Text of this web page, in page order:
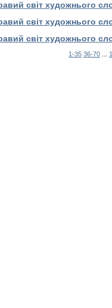
світ художнього
світ художнього
світ художнього
1-35 36-70